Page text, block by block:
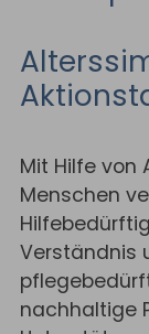
Mit Hilfe von
Menschen
Verständnis
nachhaltige